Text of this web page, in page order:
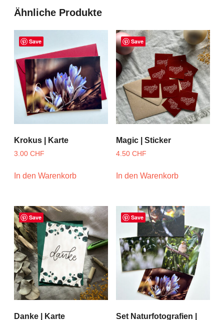
Ähnliche Produkte
Save
Krokus | Karte
3.00CHF
In den Warenkorb
Save
Magic | Sticker
4.50 CHF
In den Warenkorb
Save
Danke | Karte
Save
Set Naturfotografien |